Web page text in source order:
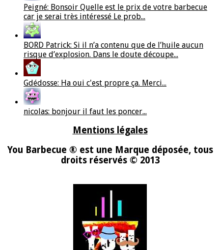
Peigné: Bonsoir Quelle est le prix de votre barbecue
car je serai très intéressé Le prob...
BORD Patrick: Si il n’a contenu que de l’huile aucun
risque d’explosion. Dans le doute découpe...
Gdédosse: Ha oui c'est propre ça. Merci...
nicolas: bonjour il faut les poncer...
Mentions légales
You Barbecue ® est une Marque déposée, tous
droits réservés © 2013